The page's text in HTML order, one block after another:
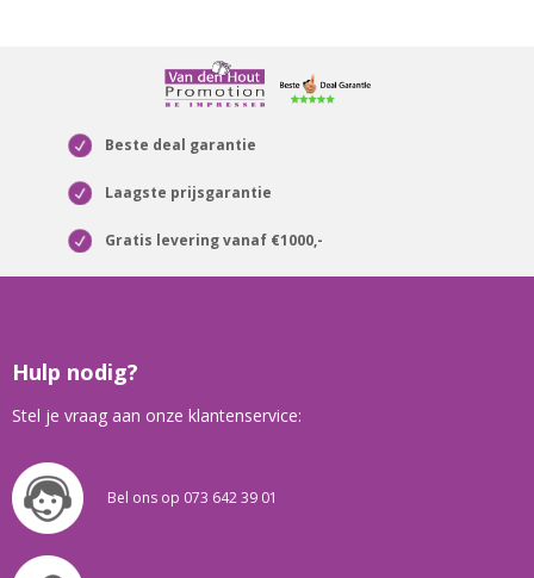
Beste deal garantie
Laagste prijsgarantie
Gratis levering vanaf €1000,-
Hulp nodig?
Stel je vraag aan onze klantenservice:
Bel ons op 073 642 39 01